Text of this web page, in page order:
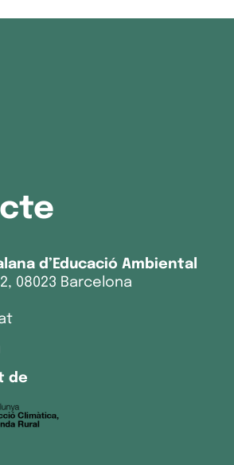
d’Educació Ambiental
08023 Barcelona
de